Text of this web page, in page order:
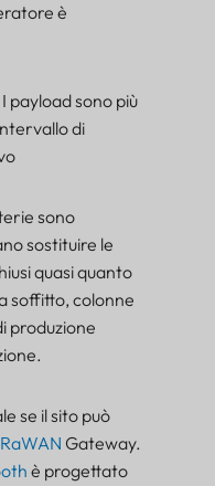
è
I payload sono più
di
sono
sostituire le
quasi quanto
soffitto, colonne
produzione
se il sito può
Gateway.
è progettato